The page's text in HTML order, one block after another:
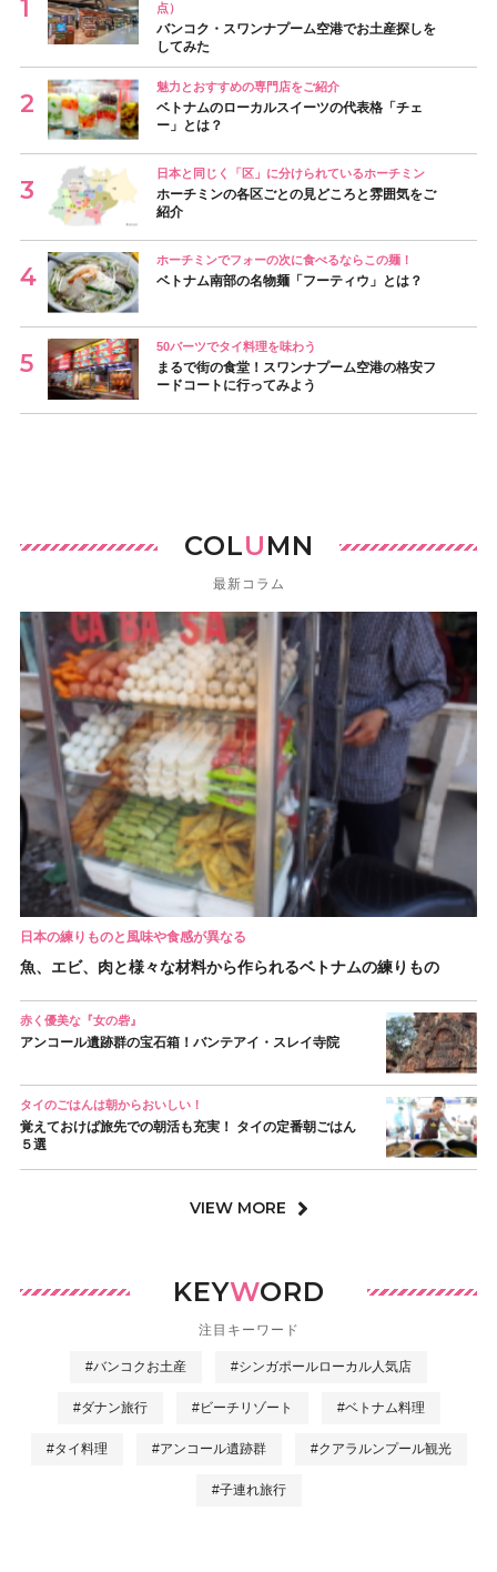
点）
バンコク・スワンナプーム空港でお土産探しを
してみた
魅力とおすすめの専門店をご紹介
ベトナムのローカルスイーツの代表格「チェ
ー」とは？
日本と同じく「区」に分けられているホーチミン
ホーチミンの各区ごとの見どころと雰囲気をご
紹介
ホーチミンでフォーの次に食べるならこの麺！
ベトナム南部の名物麺「フーティウ」とは？
50バーツでタイ料理を味わう
まるで街の食堂！スワンナプーム空港の格安フ
ードコートに行ってみよう
COLUMN
最新コラム
日本の練りものと風味や食感が異なる
魚、エビ、肉と様々な材料から作られるベトナムの練りもの
赤く優美な『女の砦』
アンコール遺跡群の宝石箱！バンテアイ・スレイ寺院
タイのごはんは朝からおいしい！
覚えておけば旅先での朝活も充実！ タイの定番朝ごはん
５選
VIEW MORE
KEYWORD
注目キーワード
#バンコクお土産 #シンガポールローカル人気店
#ダナン旅行 #ビーチリゾート #ベトナム料理
#タイ料理 #アンコール遺跡群 #クアラルンプール観光
#子連れ旅行